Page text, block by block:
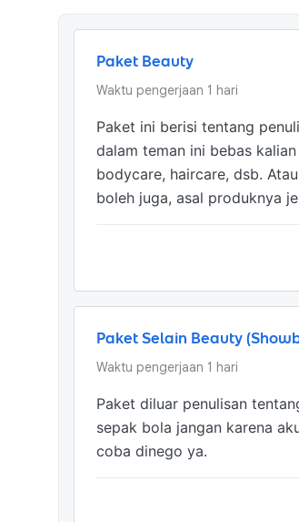
Paket Beauty
Waktu pengerjaan 1 hari
Paket ini berisi tentang
dalam teman ini bebas
bodycare, haircare, dsb.
boleh juga, asal produknya
Paket Selain Beauty
Waktu pengerjaan 1 hari
Paket diluar penulisan
sepak bola jangan karena
coba dinego ya.